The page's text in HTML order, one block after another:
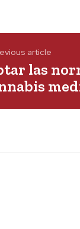
article
las